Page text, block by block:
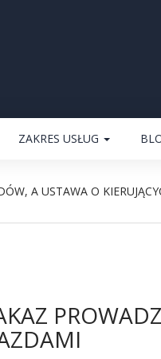
ZAKRES USŁUG
A USTAWA O